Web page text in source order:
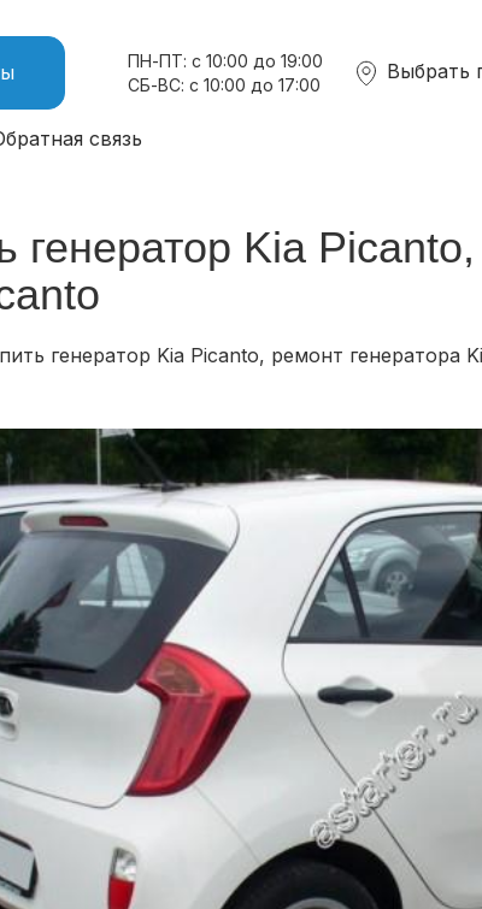
связь
ПН-ПТ: с 10:00 до 19:00
СБ-ВС: с 10:00 до 17:00
Выбрать
генератор Kia
генератор Kia Picanto, ремонт генератора